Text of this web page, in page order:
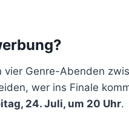
Genre-Abenden
wer ins Finale
24. Juli, um 20 Uhr.